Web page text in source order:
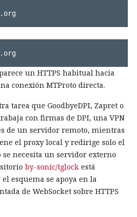
un HTTPS habitual hacia
conexión MTProto directa.
tarea que GoodbyeDPI, Zapret o
con firmas de DPI, una VPN
de un servidor remoto, mientras
el proxy local y redirige solo el
se necesita un servidor externo
by-sonic/tglock está
esquema se apoya en la
de WebSocket sobre HTTPS